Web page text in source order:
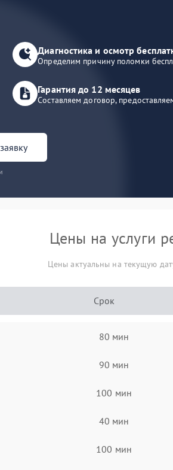
Диагностика и осмотр
Определим причину поломки
Гарантия до 12 месяцев
Составляем договор,
Цены на услуги
Цены актуальны на текущую
Срок
80 мин
90 мин
100 мин
40 мин
100 мин